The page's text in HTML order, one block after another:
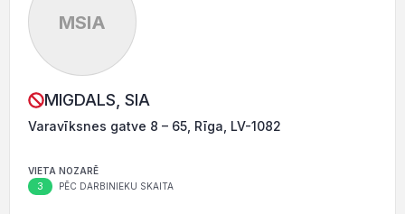
MSIA
MIGDALS, SIA
Varavīksnes gatve 8 – 65, Rīga, LV-1082
VIETA NOZARĒ
3 PĒC DARBINIEKU SKAITA